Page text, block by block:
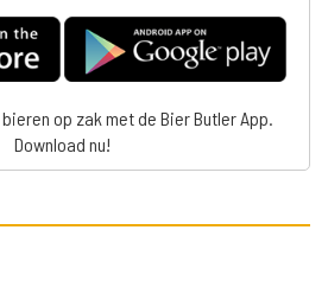
op zak met de Bier Butler App.
Download nu!